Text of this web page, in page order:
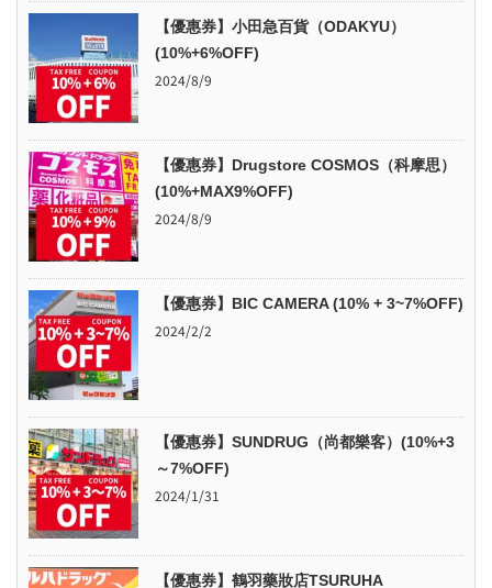
【優惠券】小田急百貨（ODAKYU）
(10%+6%OFF)
2024/8/9
【優惠券】Drugstore COSMOS（科摩思）
(10%+MAX9%OFF)
2024/8/9
【優惠券】BIC CAMERA (10% + 3~7%OFF)
2024/2/2
【優惠券】SUNDRUG（尚都樂客）(10%+3
～7%OFF)
2024/1/31
【優惠券】鶴羽藥妝店TSURUHA